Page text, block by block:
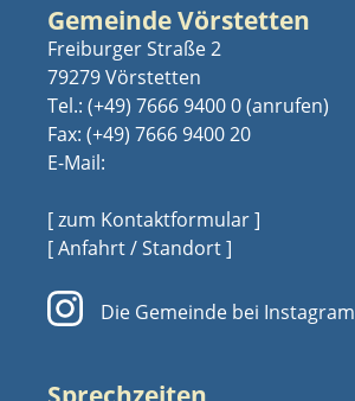
Gemeinde Vörstetten
Freiburger Straße 2
79279 Vörstetten
Tel.: (+49) 7666 9400 0
Fax: (+49) 7666 9400 20
E-Mail:
[ zum Kontaktformular ]
[ Anfahrt / Standort ]
Die Gemeinde bei Instagram
Sprechzeiten